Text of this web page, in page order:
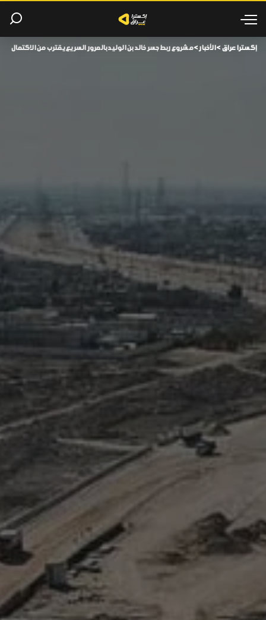
إكسترا عراق >الأخبار>مشروع ربط جسر خالد بن الوليد بالمرور السريع يقترب من الاكتمال